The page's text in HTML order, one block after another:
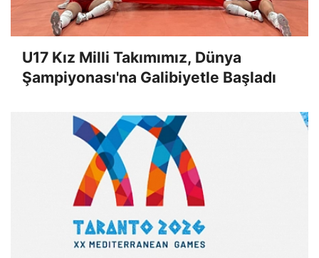
U17 Kız Milli Takımımız, Dünya
Şampiyonası'na Galibiyetle Başladı